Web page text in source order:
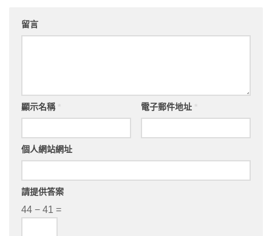
留言
顯示名稱 電子郵件地址
個人網站網址
請提供答案
44 − 41 =